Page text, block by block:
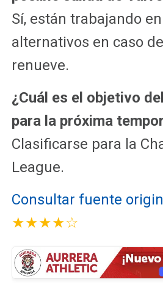
Sí, están trabajando
alternativos en caso
renueve.
¿Cuál es el objetivo
para la próxima
Clasificarse para la
League.
Consultar fuente
★★★★☆